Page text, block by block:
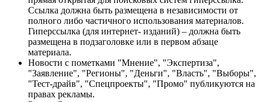
Ссылка должна быть размещена в независимости от
полного либо частичного использования материалов.
Гиперссылка (для интернет- изданий) – должна быть
размещена в подзаголовке или в первом абзаце
материала.
Новости с пометками "Мнение", "Экспертиза",
"Заявление", "Регионы", "Деньги", "Власть", "Выборы",
"Тест-драйв", "Спецпроекты", "Промо" публикуются на
правах рекламы.